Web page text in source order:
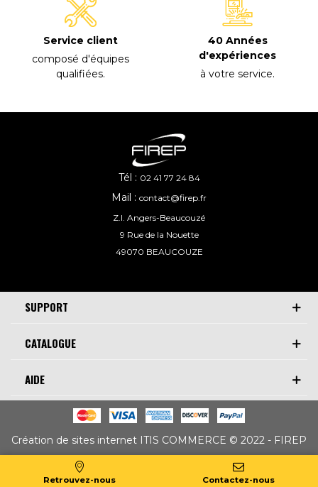
Service client
composé d'équipes
qualifiées.
40 Années
d'expériences
à votre service.
AIDE
CATALOGUE
SUPPORT
Tél : 02 41 77 24 84
Mail : contact@firep.fr
Z.I. Angers-Beaucouzé
9 Rue de la Nouette
49070 BEAUCOUZE
Création de sites internet ITIS COMMERCE © 2022 - FIREP
Retrouvez-nous Contactez-nous